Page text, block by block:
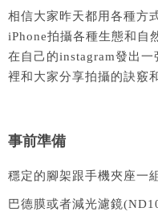
相信大家昨天都用各種方
iPhone拍攝各種生態和自
在自己的instagram發出
裡和大家分享拍攝的訣竅
事前準備
穩定的腳架跟手機夾座一組
巴德膜或者減光濾鏡